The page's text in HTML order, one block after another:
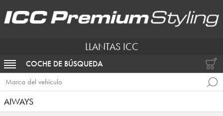
LLANTAS ICC
ACTIVAR NAVEGACIÓN
COCHE DE BÚSQUEDA
Marca del vehículo
AIWAYS